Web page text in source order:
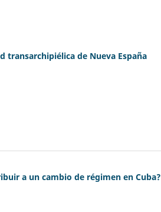
transarchipiélica de Nueva España
a un cambio de régimen en Cuba?